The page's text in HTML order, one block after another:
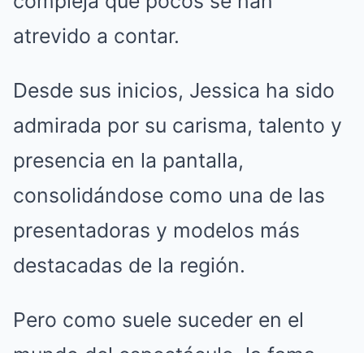
atrevido a contar.
Desde sus inicios, Jessica ha sido
admirada por su carisma, talento y
presencia en la pantalla,
consolidándose como una de las
presentadoras y modelos más
destacadas de la región.
Pero como suele suceder en el